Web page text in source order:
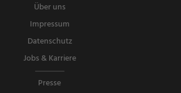
Über uns
Impressum
Datenschutz
Jobs & Karriere
Presse